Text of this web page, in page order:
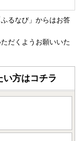
燕市のカトラリー
ランメゾン東
れ、第4話（2019年
のレストランの小道
を揃えていますの
でお返しします。
るなび」からはお答
だくようお願いいた
方はコチラ